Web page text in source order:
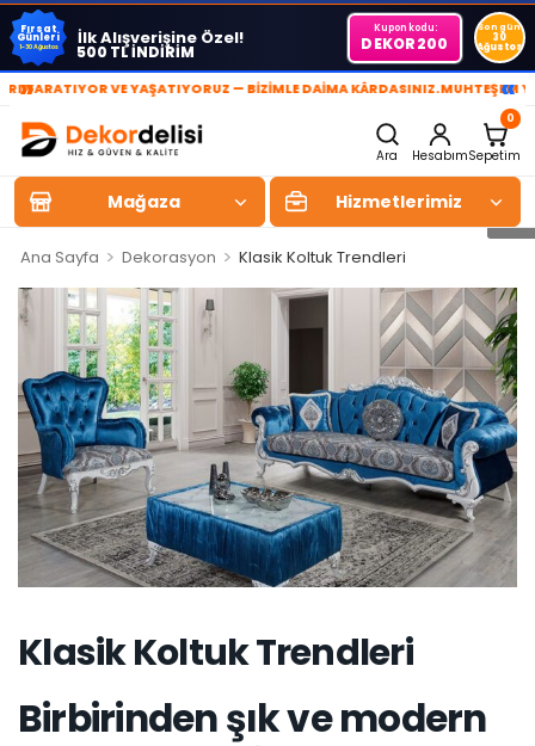
Fırsat
Günleri
1-30 Ağustos İlk Alışverişine Özel!
500 TL İNDİRİM
Kupon kodu:
DEKOR200
Son gün
30
Ağustos
» VE YAŞATIYORUZ — BİZİMLE DAİMA KÂRDASINIZ.MUHTEŞEM «
Ara Hesabım
0
Sepetim
Mağaza Hizmetlerimiz
Ana Sayfa > Dekorasyon > Klasik Koltuk Trendleri
Klasik Koltuk Trendleri
Birbirinden şık ve modern